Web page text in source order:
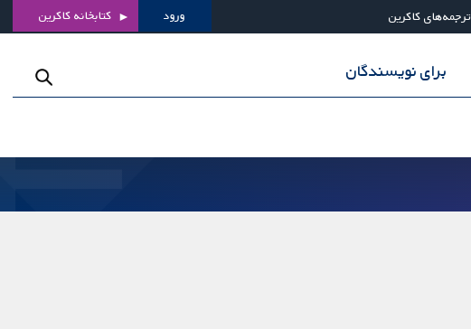
ترجمه‌های کاکرین ورود کتابخانه کاکرین
برای نویسندگان